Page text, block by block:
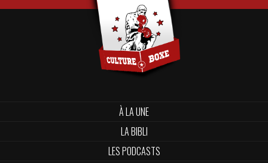
À LA UNE
LA BIBLI
LES PODCASTS